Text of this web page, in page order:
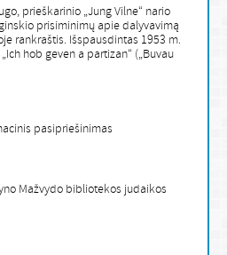
prieškarinio „Jung Vilne“ nario
prisiminimų apie dalyvavimą
rankraštis. Išspausdintas 1953 m.
hob geven a partizan“ („Buvau
pasipriešinimas
Mažvydo bibliotekos judaikos